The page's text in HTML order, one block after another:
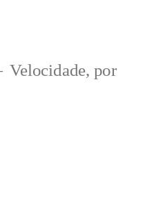
Velocidade, por